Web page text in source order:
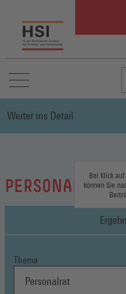
PERSONALRAT
Bei Klick
können Sie
Thema
Weiter ins Detail